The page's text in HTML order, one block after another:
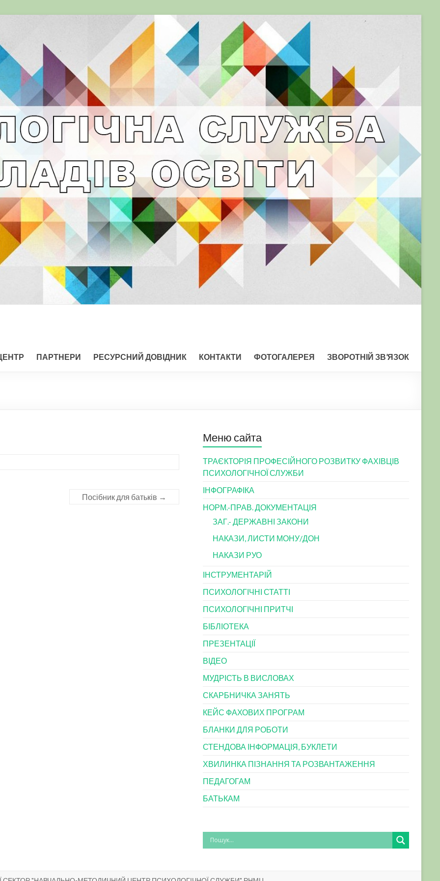
ПАРТНЕРИ РЕСУРСНИЙ ДОВІДНИК КОНТАКТИ ФОТОГАЛЕРЕЯ ЗВОРОТНІЙ ЗВ’ЯЗОК
Посібник для батьків →
Меню сайта
ТРАЄКТОРІЯ ПРОФЕСІЙНОГО РОЗВИТКУ ФАХІВЦІВ
ПСИХОЛОГІЧНОЇ СЛУЖБИ
ІНФОГРАФІКА
НОРМ.-ПРАВ. ДОКУМЕНТАЦІЯ
ЗАГ.- ДЕРЖАВНІ ЗАКОНИ
НАКАЗИ, ЛИСТИ МОНУ/ДОН
НАКАЗИ РУО
ІНСТРУМЕНТАРІЙ
ПСИХОЛОГІЧНІ СТАТТІ
ПСИХОЛОГІЧНІ ПРИТЧІ
БІБЛІОТЕКА
ПРЕЗЕНТАЦІЇ
ВІДЕО
МУДРІСТЬ В ВИСЛОВАХ
СКАРБНИЧКА ЗАНЯТЬ
КЕЙС ФАХОВИХ ПРОГРАМ
БЛАНКИ ДЛЯ РОБОТИ
СТЕНДОВА ІНФОРМАЦІЯ, БУКЛЕТИ
ХВИЛИНКА ПІЗНАННЯ ТА РОЗВАНТАЖЕННЯ
ПЕДАГОГАМ
БАТЬКАМ